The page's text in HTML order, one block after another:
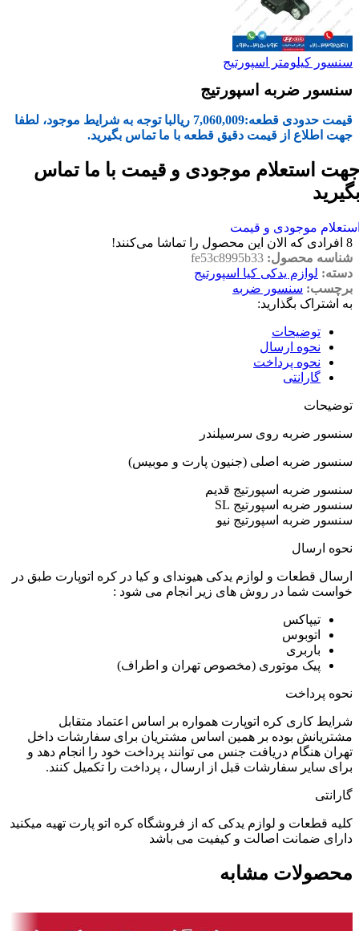
سنسور کیلومتر اسپورتیج
سنسور ضربه اسپورتیج
قیمت حدودی قطعه:7,060,009 ریالبا توجه به شرایط موجود، لطفا
جهت اطلاع از قیمت دقیق قطعه با ما تماس بگیرید.
استعلام موجودی و قیمت با ما تماس
موجودی و قیمت
8 افرادی که الان این محصول را تماشا می‌کنند!
شناسه محصول: fe53c8995b33
دسته: لوازم یدکی کیا اسپورتیج
برچسب: سنسور ضربه
به اشتراک بگذارید:
توضیحات
نحوه ارسال
نحوه پرداخت
گارانتی
توضیحات
سنسور ضربه روی سرسیلندر
سنسور ضربه اصلی (جنیون پارت و موبیس)
سنسور ضربه اسپورتیج قدیم
سنسور ضربه اسپورتیج SL
سنسور ضربه اسپورتیج نیو
نحوه ارسال
ارسال قطعات و لوازم یدکی هیوندای و کیا در کره اتوپارت طبق در
خواست شما در روش های زیر انجام می شود :
تیپاکس
اتوبوس
باربری
پیک موتوری (مخصوص تهران و اطراف)
نحوه پرداخت
شرایط کاری کره اتوپارت همواره بر اساس اعتماد متقابل
مشتریانش بوده بر همین اساس مشتریان برای سفارشات داخل
تهران هنگام دریافت جنس می توانند پرداخت خود را انجام دهد و
برای سایر سفارشات قبل از ارسال ، پرداخت را تکمیل کنند.
گارانتی
کلیه قطعات و لوازم یدکی که از فروشگاه کره اتو پارت تهیه میکنید
دارای ضمانت اصالت و کیفیت می باشد
محصولات مشابه